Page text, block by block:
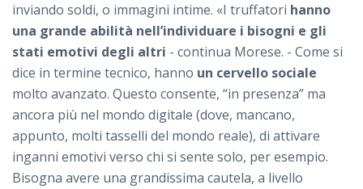
inviando soldi, o immagini intime. «I truffatori hanno
una grande abilità nell’individuare i bisogni e gli
stati emotivi degli altri - continua Morese. - Come si
dice in termine tecnico, hanno un cervello sociale
molto avanzato. Questo consente, “in presenza” ma
ancora più nel mondo digitale (dove, mancano,
appunto, molti tasselli del mondo reale), di attivare
inganni emotivi verso chi si sente solo, per esempio.
Bisogna avere una grandissima cautela, a livello